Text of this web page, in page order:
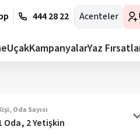
444 28 22 Acenteler
UçakKampanyalarYaz
Oda Sayısı
Oda, 2 Yetişkin